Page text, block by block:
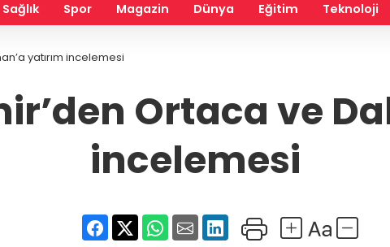
Sağlık Spor Magazin Dünya Eğitim Teknoloji
yatırım incelemesi
Ortaca ve
incelemesi